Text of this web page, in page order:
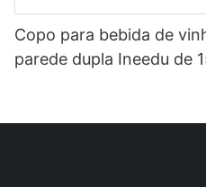
Copo para bebida de
parede dupla Ineedu de